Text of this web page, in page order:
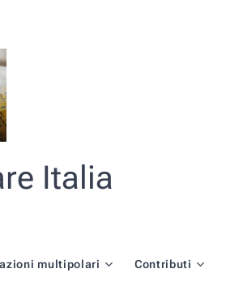
Italia
multipolari Contributi